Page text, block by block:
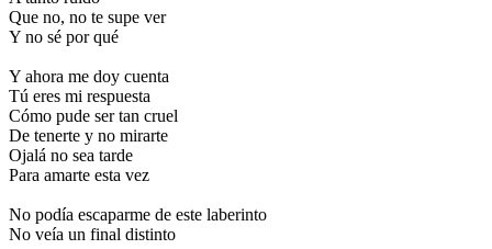
Que no, no te supe ver
Y no sé por qué
Y ahora me doy cuenta
Tú eres mi respuesta
Cómo pude ser tan cruel
De tenerte y no mirarte
Ojalá no sea tarde
Para amarte esta vez
No podía escaparme de este laberinto
No veía un final distinto